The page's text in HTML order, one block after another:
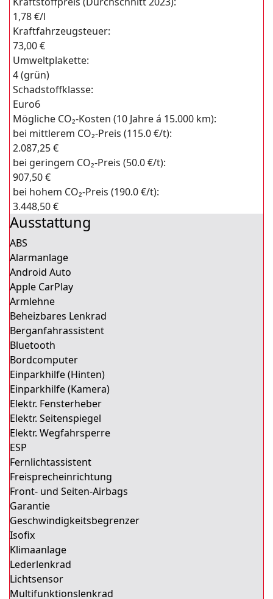
1,78 €/l
Kraftfahrzeugsteuer:
73,00 €
Umweltplakette:
4 (grün)
Schadstoffklasse:
Euro6
Mögliche CO₂-Kosten (10 Jahre á 15.000 km):
bei mittlerem CO₂-Preis (115.0 €/t):
2.087,25 €
bei geringem CO₂-Preis (50.0 €/t):
907,50 €
bei hohem CO₂-Preis (190.0 €/t):
3.448,50 €
Ausstattung
ABS
Alarmanlage
Android Auto
Apple CarPlay
Armlehne
Beheizbares Lenkrad
Berganfahrassistent
Bluetooth
Bordcomputer
Einparkhilfe (Hinten)
Einparkhilfe (Kamera)
Elektr. Fensterheber
Elektr. Seitenspiegel
Elektr. Wegfahrsperre
ESP
Fernlichtassistent
Freisprecheinrichtung
Front- und Seiten-Airbags
Garantie
Geschwindigkeitsbegrenzer
Isofix
Klimaanlage
Lederlenkrad
Lichtsensor
Multifunktionslenkrad